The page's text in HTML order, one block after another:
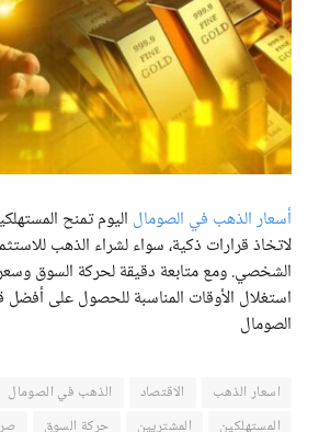
أسعار الذهب في الصومال اليوم تمنح
لاتخاذ قرارات ذكية، سواء لشراء الذهب
الشخصي. ومع متابعة دقيقة لحركة السوق
استغلال الأوقات المناسبة للحصول على
الصومال
اسعار الذهب الاقتصاد الذهب في الصومال
المستهلكين
المشتريين حركة السوق